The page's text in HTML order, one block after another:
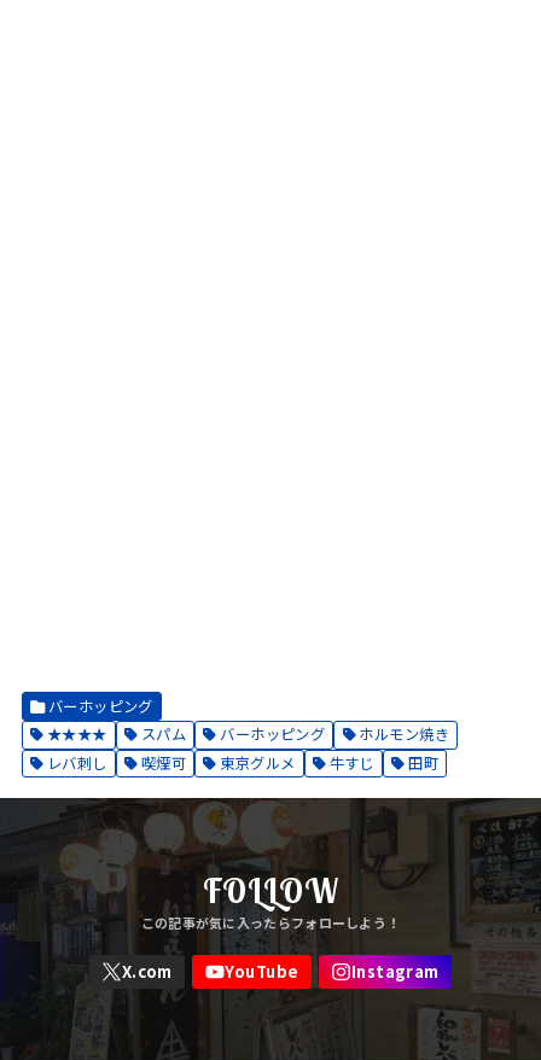
バーホッピング
★★★★
スパム バーホッピング
ホルモン焼き
レバ刺し
喫煙可 東京グルメ 牛すじ 田町
FOLLOW